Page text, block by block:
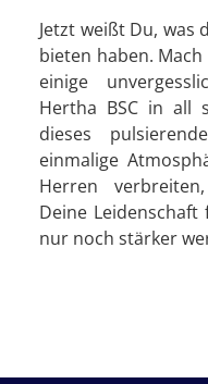
Jetzt weißt Du, was
bieten haben.
einige
Hertha BSC in all
dieses
einmalige
Herren
Deine
nur noch stärker